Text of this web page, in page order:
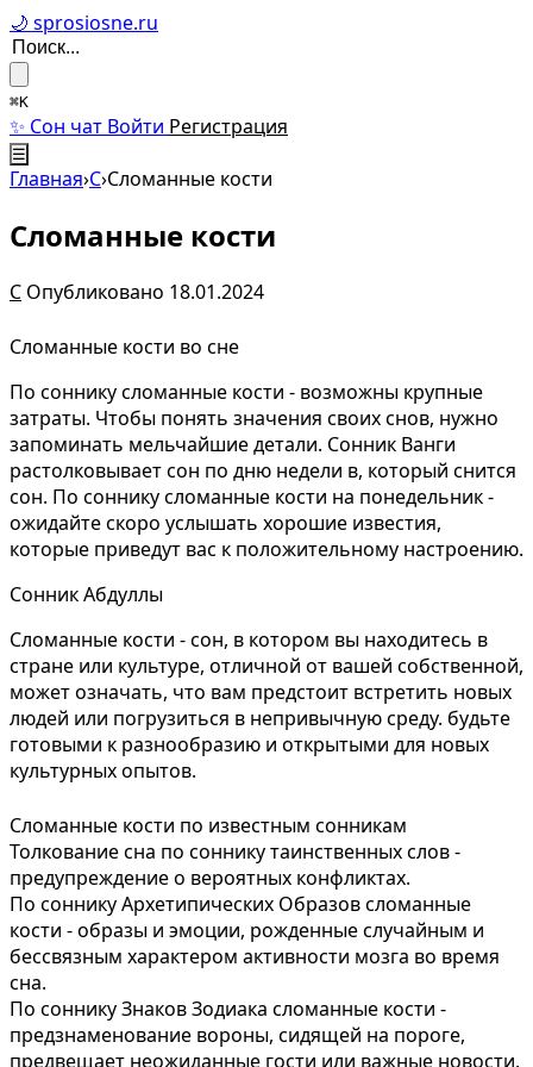
🌙 sprosiosne.ru
⌘K
✨ Сон чат Войти Регистрация
☰
Главная›С›Сломанные кости
Сломанные кости
С Опубликовано 18.01.2024
Сломанные кости во сне
По соннику сломанные кости - возможны крупные
затраты. Чтобы понять значения своих снов, нужно
запоминать мельчайшие детали. Сонник Ванги
растолковывает сон по дню недели в, который снится
сон. По соннику сломанные кости на понедельник -
ожидайте скоро услышать хорошие известия,
которые приведут вас к положительному настроению.
Сонник Абдуллы
Сломанные кости - сон, в котором вы находитесь в
стране или культуре, отличной от вашей собственной,
может означать, что вам предстоит встретить новых
людей или погрузиться в непривычную среду. будьте
готовыми к разнообразию и открытыми для новых
культурных опытов.
Сломанные кости по известным сонникам
Толкование сна по соннику таинственных слов -
предупреждение о вероятных конфликтах.
По соннику Архетипических Образов сломанные
кости - образы и эмоции, рожденные случайным и
бессвязным характером активности мозга во время
сна.
По соннику Знаков Зодиака сломанные кости -
предзнаменование вороны, сидящей на пороге,
предвещает неожиданные гости или важные новости.